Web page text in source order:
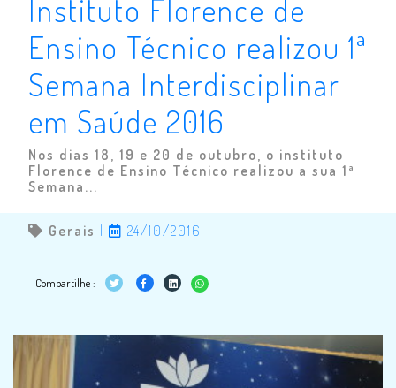
Instituto Florence de
Ensino Técnico realizou 1ª
Semana Interdisciplinar
em Saúde 2016
Nos dias 18, 19 e 20 de outubro, o instituto
Florence de Ensino Técnico realizou a sua 1ª
Semana...
Gerais 24/10/2016
Compartilhe :